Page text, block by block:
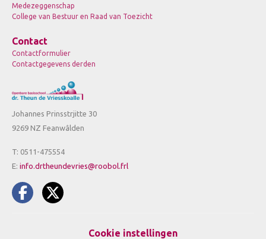
Medezeggenschap
College van Bestuur en Raad van Toezicht
Contact
Contactformulier
Contactgegevens derden
Johannes Prinsstrjitte 30
9269 NZ Feanwâlden
T: 0511-475554
E: info.drtheundevries@roobol.frl
Cookie instellingen